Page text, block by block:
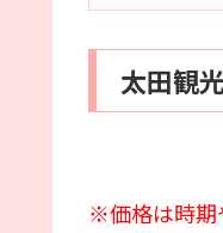
太田観
※価格は時期